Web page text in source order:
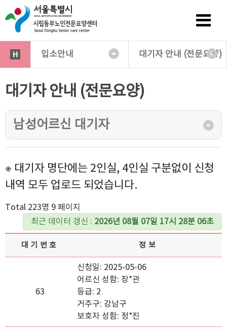
입소안내 대기자 안내 (전문요양)
대기자 안내 (전문요양)
남성어르신 대기자
※ 대기자 명단에는 2인실, 4인실 구분없이 신청
내역 모두 업로드 되었습니다.
Total 223명 9 페이지
최근 데이터 갱신 : 2026년 08월 07일 17시 28분 06초
대기번호 정보
63
신청일: 2025-05-06
어르신 성함: 장*관
등급: 2
거주구: 강남구
보호자 성함: 정*진